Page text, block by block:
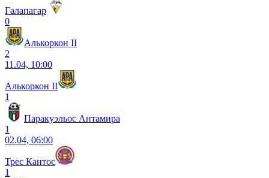
Галапагар
0
Алькоркон II
2
11.04, 10:00
Алькоркон II
1
Паракуэльос Антамира
1
02.04, 06:00
Трес Кантос
1